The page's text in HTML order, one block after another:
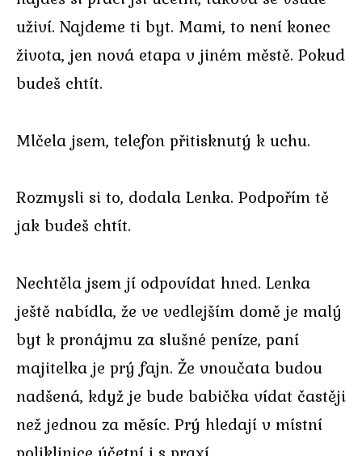
uživí. Najdeme ti byt. Mami, to není konec
života, jen nová etapa v jiném městě. Pokud
budeš chtít.
Mlčela jsem, telefon přitisknutý k uchu.
Rozmysli si to, dodala Lenka. Podpořím tě
jak budeš chtít.
Nechtěla jsem jí odpovídat hned. Lenka
ještě nabídla, že ve vedlejším domě je malý
byt k pronájmu za slušné peníze, paní
majitelka je prý fajn. Že vnoučata budou
nadšená, když je bude babička vídat častěji
než jednou za měsíc. Prý hledají v místní